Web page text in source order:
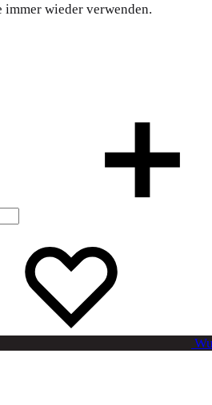
immer wieder verwenden.